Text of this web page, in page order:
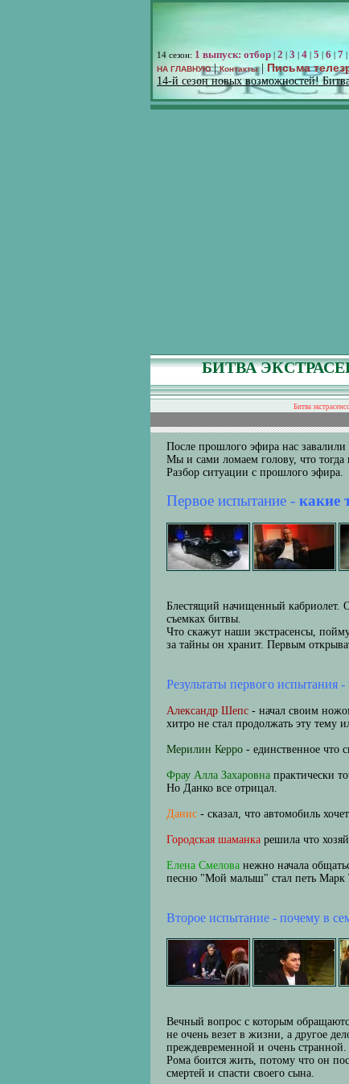
14 сезон: 1 выпуск: отбор | 2 | 3 | 4 | 5 | 6 | 7 |
НА ГЛАВНУЮ|Контакты| Письма
14-й сезон новых возможностей!
БИТВА
Битва
После прошлого эфира нас
Мы и сами ломаем голову, что
Разбор ситуации с прошлого эфира.
Первое испытание - какие
Блестящий начищенный кабриолет.
съемках битвы.
Что скажут наши экстрасенсы,
за тайны он хранит. Первым
Результаты первого испытания
Александр Шепс - начал своим
хитро не стал продолжать эту тему
Мерилин Керро - единственное что
Фрау Алла Захаровна практически
Но Данко все отрицал.
Данис - сказал, что автомобиль
Городская шаманка решила что
Елена Смелова нежно начала
песню "Мой малыш" стал петь
Второе испытание - почему в
Вечный вопрос с которым
не очень везет в жизни, а другое
преждевременной и очень странной.
Рома боится жить, потому что он
смертей и спасти своего сына.